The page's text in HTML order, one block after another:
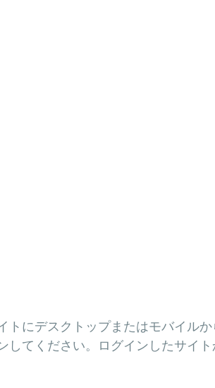
トにデスクトップまたはモバイルか
してください。ログインしたサイ